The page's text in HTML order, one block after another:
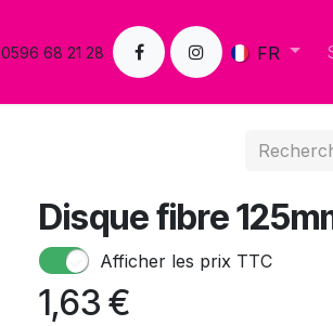
0596 68 21 28 FR
Disque fibre
Afficher les prix TTC
1,63 €